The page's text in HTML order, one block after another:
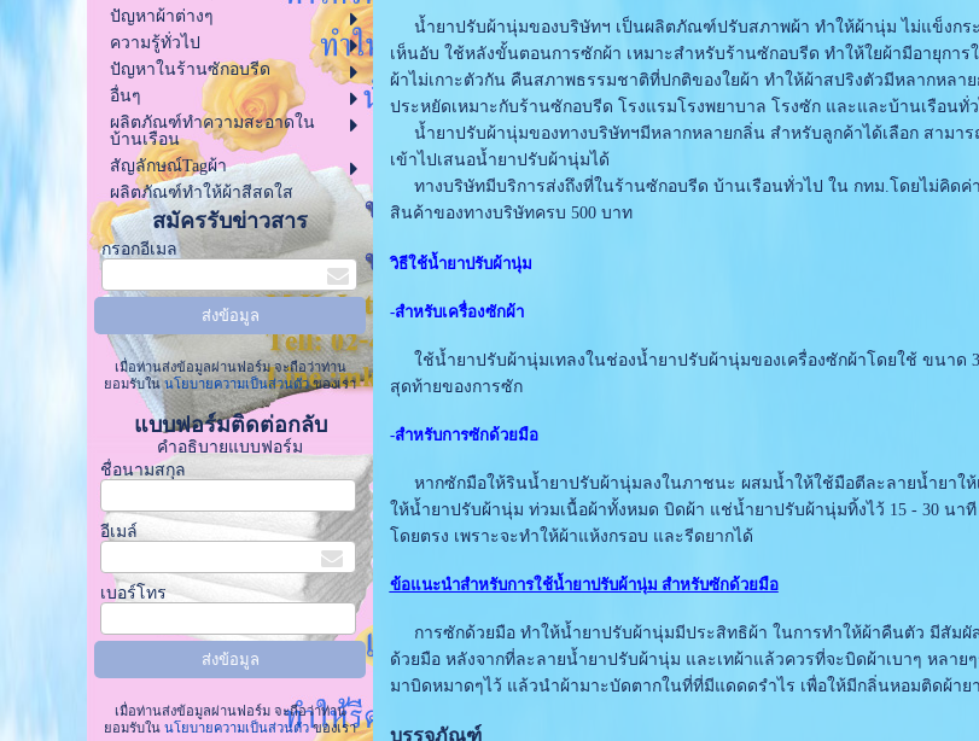
ปัญหาผ้าต่างๆ
ความรู้ทั่วไป
ปัญหาในร้านซักอบรีด
อื่นๆ
ผลิตภัณฑ์ทำความสะอาดใน
บ้านเรือน
สัญลักษณ์Tagผ้า
ผลิตภัณฑ์ทำให้ผ้าสีสดใส
สมัครรับข่าวสาร
กรอกอีเมล
เมื่อท่านส่งข้อมูลผ่านฟอร์ม จะถือว่าท่าน
ยอมรับในนโยบายความเป็นส่วนตัวของเรา
แบบฟอร์มติดต่อกลับ
คำอธิบายแบบฟอร์ม
ชื่อนามสกุล
อีเมล์
เบอร์โทร
เมื่อท่านส่งข้อมูลผ่านฟอร์ม จะถือว่าท่าน
ยอมรับใน นโยบายความเป็นส่วนตัวของเรา
น้ำยาปรับผ้านุ่มของบริษัทฯ เป็นผลิตภัณฑ์ปรับสภาพผ้า ทำให้ผ้านุ่ม ไม่แข็งกระ
เห็นอับ ใช้หลังขั้นตอนการซักผ้า เหมาะสำหรับร้านซักอบรีด ทำให้ใยผ้ามีอายุกา
ผ้าไม่เกาะตัวกัน คืนสภาพธรรมชาติที่ปกติของใยผ้า ทำให้ผ้าสปริงตัวมีหลากหลาย
ประหยัดเหมาะกับร้านซักอบรีด โรงแรมโรงพยาบาล โรงซัก และและบ้านเรือนทั่
น้ำยาปรับผ้านุ่มของทางบริษัทฯมีหลากหลายกลิ่น สำหรับลูกค้าได้เลือก สามาร
เข้าไปเสนอน้ำยาปรับผ้านุ่มได้
ทางบริษัทมีบริการส่งถึงที่ในร้านซักอบรีด บ้านเรือนทั่วไป ใน กทม.โดยไม่คิดค่
สินค้าของทางบริษัทครบ 500 บาท
วิธีใช้น้ำยาปรับผ้านุ่ม
-สำหรับเครื่องซักผ้า
ใช้น้ำยาปรับผ้านุ่มเทลงในช่องน้ำยาปรับผ้านุ่มของเครื่องซักผ้าโดยใช้ ขนาด
สุดท้ายของการซัก
-สำหรับการซักด้วยมือ
หากซักมือให้รินน้ำยาปรับผ้านุ่มลงในภาชนะ ผสมน้ำให้ใช้มือตีละลายน้ำยาใ
ให้น้ำยาปรับผ้านุ่ม ท่วมเนื้อผ้าทั้งหมด บิดผ้า แช่น้ำยาปรับผ้านุ่มทิ้งไว้ 15 - 30 น
โดยตรง เพราะจะทำให้ผ้าแห้งกรอบ และรีดยากได้
ข้อแนะนำสำหรับการใช้น้ำยาปรับผ้านุ่ม สำหรับซักด้วยมือ
การซักด้วยมือ ทำให้น้ำยาปรับผ้านุ่มมีประสิทธิผ้า ในการทำให้ผ้าคืนตัว มีสัม
ด้วยมือ หลังจากที่ละลายน้ำยาปรับผ้านุ่ม และเทผ้าแล้วควรที่จะบิดผ้าเบาๆ หลา
มาบิดหมาดๆไว้ แล้วนำผ้ามาะบัดตากในที่ที่มีแดดดรำไร เพื่อให้มีกลิ่นหอมติดผ้า
บรรจุภัณฑ์